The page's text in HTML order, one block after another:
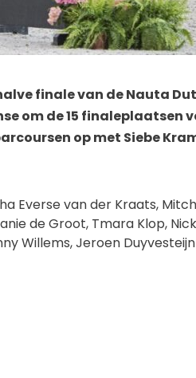
finale van de Nauta
om de 15 finaleplaatsen
op met Siebe
Everse van der Kraats,
de Groot, Tmara Klop,
Willems, Jeroen